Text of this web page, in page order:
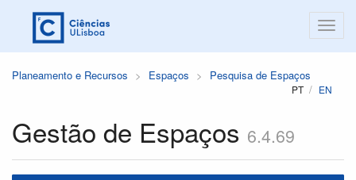
Planeamento e Recursos Espaços Pesquisa de Espaços
PT EN
Gestão de Espaços 6.4.69